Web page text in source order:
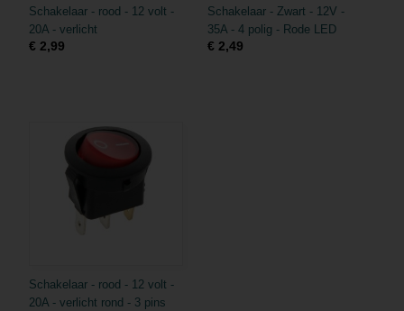
Schakelaar - rood - 12 volt -
20A - verlicht
€ 2,99
Schakelaar - Zwart - 12V -
35A - 4 polig - Rode LED
€ 2,49
Schakelaar - rood - 12 volt -
20A - verlicht rond - 3 pins